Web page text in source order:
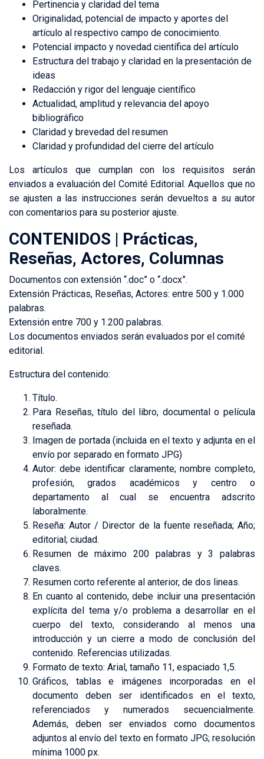
Pertinencia y claridad del tema
Originalidad, potencial de impacto y aportes del
artículo al respectivo campo de conocimiento.
Potencial impacto y novedad científica del artículo
Estructura del trabajo y claridad en la presentación de
ideas
Redacción y rigor del lenguaje científico
Actualidad, amplitud y relevancia del apoyo
bibliográfico
Claridad y brevedad del resumen
Claridad y profundidad del cierre del artículo
Los artículos que cumplan con los requisitos serán
enviados a evaluación del Comité Editorial. Aquellos que no
se ajusten a las instrucciones serán devueltos a su autor
con comentarios para su posterior ajuste.
CONTENIDOS | Prácticas,
Reseñas, Actores, Columnas
Documentos con extensión “.doc” o “.docx”.
Extensión Prácticas, Reseñas, Actores: entre 500 y 1.000
palabras.
Extensión entre 700 y 1.200 palabras.
Los documentos enviados serán evaluados por el comité
editorial.
Estructura del contenido:
Título.
Para Reseñas, título del libro, documental o película
reseñada.
Imagen de portada (incluida en el texto y adjunta en el
envío por separado en formato JPG)
Autor: debe identificar claramente; nombre completo,
profesión, grados académicos y centro o
departamento al cual se encuentra adscrito
laboralmente.
Reseña: Autor / Director de la fuente reseñada; Año;
editorial; ciudad.
Resumen de máximo 200 palabras y 3 palabras
claves.
Resumen corto referente al anterior, de dos lineas.
En cuanto al contenido, debe incluir una presentación
explícita del tema y/o problema a desarrollar en el
cuerpo del texto, considerando al menos una
introducción y un cierre a modo de conclusión del
contenido. Referencias utilizadas.
Formato de texto: Arial, tamaño 11, espaciado 1,5.
Gráficos, tablas e imágenes incorporadas en el
documento deben ser identificados en el texto,
referenciados y numerados secuencialmente.
Además, deben ser enviados como documentos
adjuntos al envío del texto en formato JPG; resolución
mínima 1000 px.